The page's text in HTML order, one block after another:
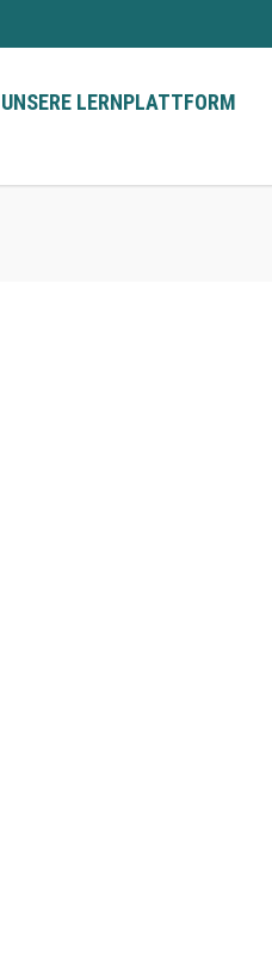
UNSERE LERNPLATTFORM